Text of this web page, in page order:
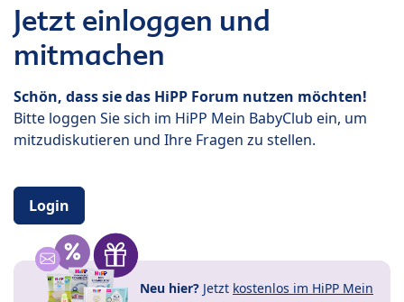
Jetzt einloggen und
mitmachen
Schön, dass sie das HiPP Forum nutzen möchten!
Bitte loggen Sie sich im HiPP Mein BabyClub ein, um
mitzudiskutieren und Ihre Fragen zu stellen.
Login
Neu hier? Jetzt kostenlos im HiPP Mein